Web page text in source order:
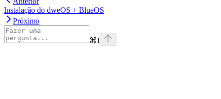
Instalação do dweOS + BlueOS
Próximo
⌘I